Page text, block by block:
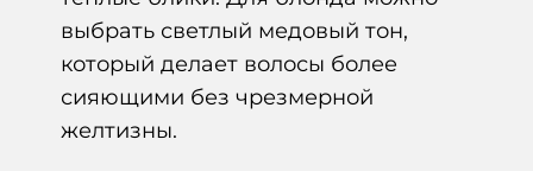
выбрать светлый медовый тон,
который делает волосы более
сияющими без чрезмерной
желтизны.